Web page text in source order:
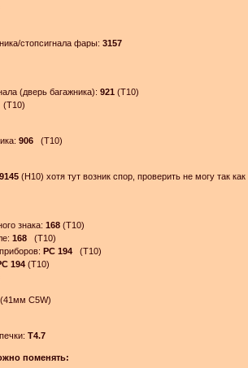
стопсигнала фары:3157
(дверь багажника):921 (T10)
(T10)
906 (T10)
9145 (H10) хотя тут возник спор, проверить не могу так
знака:168 (T10)
168 (T10)
PС 194 (T10)
194 (T10)
(41мм C5W)
Т4.7
поменять: